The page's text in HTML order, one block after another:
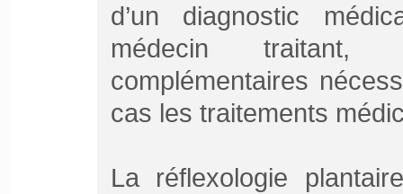
d’un diagnostic
médecin traitant,
complémentaires
cas les traitements
La réflexologie